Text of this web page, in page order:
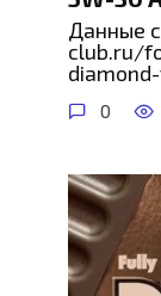
Данные
club.ru/
0